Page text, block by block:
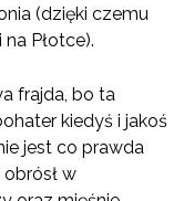
(dzięki czemu
Płotce).
frajda, bo ta
kiedyś i jakoś
jest co prawda
w